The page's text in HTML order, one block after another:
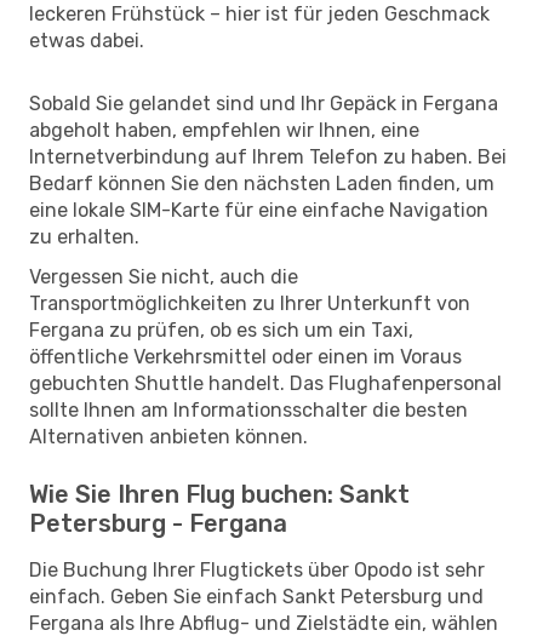
leckeren Frühstück – hier ist für jeden Geschmack
etwas dabei.
Sobald Sie gelandet sind und Ihr Gepäck in Fergana
abgeholt haben, empfehlen wir Ihnen, eine
Internetverbindung auf Ihrem Telefon zu haben. Bei
Bedarf können Sie den nächsten Laden finden, um
eine lokale SIM-Karte für eine einfache Navigation
zu erhalten.
Vergessen Sie nicht, auch die
Transportmöglichkeiten zu Ihrer Unterkunft von
Fergana zu prüfen, ob es sich um ein Taxi,
öffentliche Verkehrsmittel oder einen im Voraus
gebuchten Shuttle handelt. Das Flughafenpersonal
sollte Ihnen am Informationsschalter die besten
Alternativen anbieten können.
Wie Sie Ihren Flug buchen: Sankt
Petersburg - Fergana
Die Buchung Ihrer Flugtickets über Opodo ist sehr
einfach. Geben Sie einfach Sankt Petersburg und
Fergana als Ihre Abflug- und Zielstädte ein, wählen